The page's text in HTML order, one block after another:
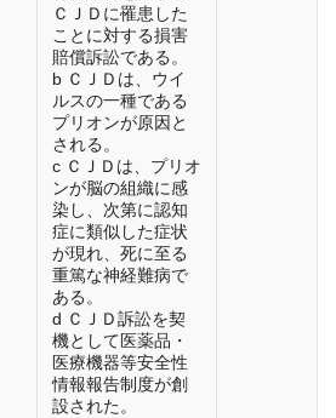
ＣＪＤに罹患した
ことに対する損害
賠償訴訟である。
b ＣＪＤは、ウイ
ルスの一種である
プリオンが原因と
される。
c ＣＪＤは、プリオ
ンが脳の組織に感
染し、次第に認知
症に類似した症状
が現れ、死に至る
重篤な神経難病で
ある。
d ＣＪＤ訴訟を契
機として医薬品・
医療機器等安全性
情報報告制度が創
設された。